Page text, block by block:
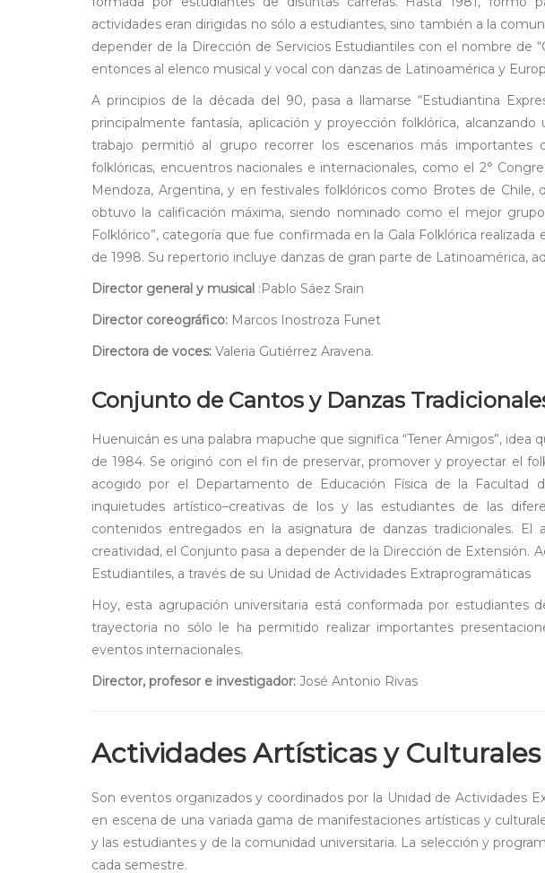
actividades eran dirigidas no sólo a estudiantes, sino también a la
depender de la Dirección de Servicios Estudiantiles con el nombre de
entonces al elenco musical y vocal con danzas de Latinoamérica y
A principios de la década del 90, pasa a llamarse “Estudiantina
principalmente fantasía, aplicación y proyección folklórica,
trabajo permitió al grupo recorrer los escenarios más importantes
folklóricas, encuentros nacionales e internacionales, como el 2°
Mendoza, Argentina, y en festivales folklóricos como Brotes de
obtuvo la calificación máxima, siendo nominado como el mejor
Folklórico”, categoría que fue confirmada en la Gala Folklórica
de 1998. Su repertorio incluye danzas de gran parte de Latinoamérica,
Director general y musical :Pablo Sáez Srain
Director coreográfico: Marcos Inostroza Funet
Directora de voces: Valeria Gutiérrez Aravena.
Conjunto de Cantos y Danzas
Huenuicán es una palabra mapuche que significa “Tener Amigos”,
de 1984. Se originó con el fin de preservar, promover y proyectar el
acogido por el Departamento de Educación Física de la Facultad
inquietudes artístico–creativas de los y las estudiantes de las
contenidos entregados en la asignatura de danzas tradicionales.
creatividad, el Conjunto pasa a depender de la Dirección de Extensión.
Estudiantiles, a través de su Unidad de Actividades Extraprogramáticas
Hoy, esta agrupación universitaria está conformada por estudiantes
trayectoria no sólo le ha permitido realizar importantes
eventos internacionales.
Director, profesor e investigador: José Antonio Rivas
Actividades Artísticas y Culturales
Son eventos organizados y coordinados por la Unidad de Actividades
en escena de una variada gama de manifestaciones artísticas y
y las estudiantes y de la comunidad universitaria. La selección y
cada semestre.